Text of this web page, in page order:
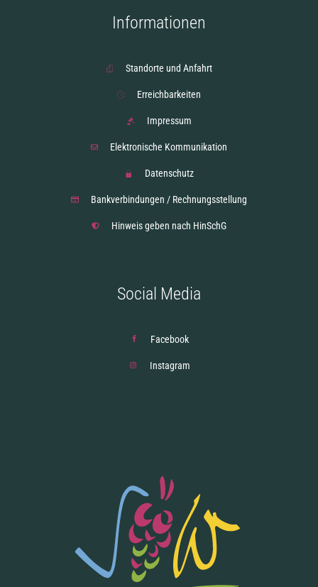
Informationen
Standorte und Anfahrt
Erreichbarkeiten
Impressum
Elektronische Kommunikation
Datenschutz
Bankverbindungen / Rechnungsstellung
Hinweis geben nach HinSchG
Social Media
Facebook
Instagram